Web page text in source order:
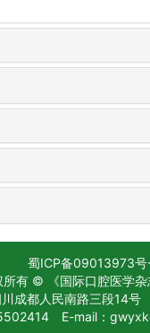
蜀ICP备09013973
所有 © 《国际口腔医学杂
成都人民南路三段14号
E-mail：